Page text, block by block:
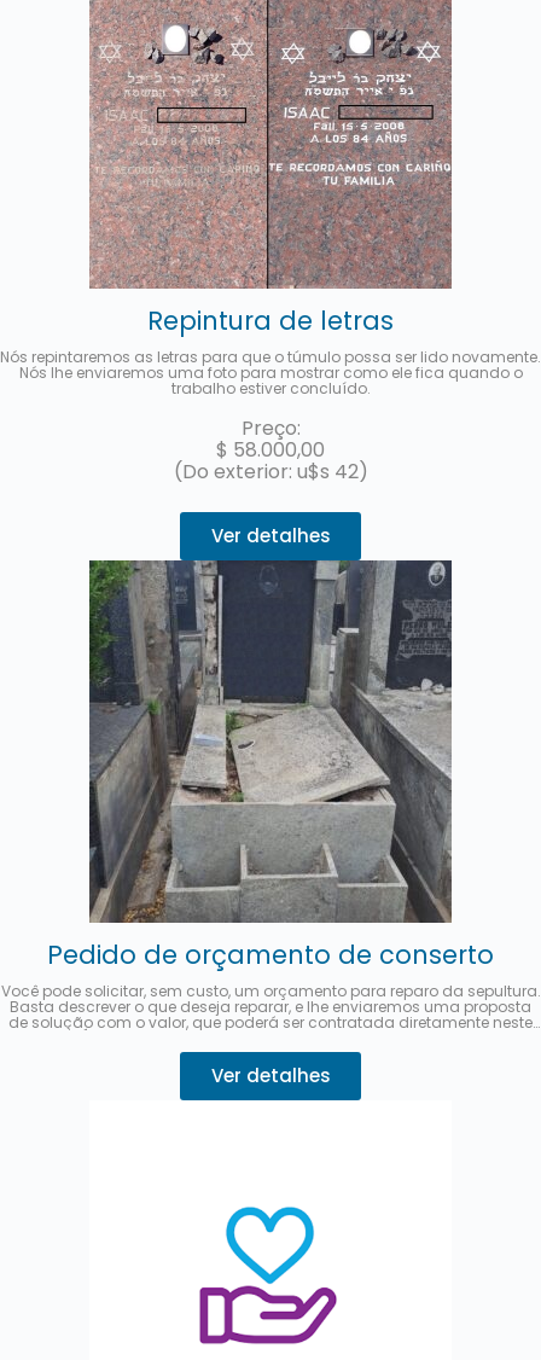
Repintura de letras
Nós repintaremos as letras para que o túmulo possa ser lido novamente.
Nós lhe enviaremos uma foto para mostrar como ele fica quando o
trabalho estiver concluído.
Preço:
$ 58.000,00
(Do exterior: u$s 42)
Ver detalhes
Pedido de orçamento de conserto
Você pode solicitar, sem custo, um orçamento para reparo da sepultura.
Basta descrever o que deseja reparar, e lhe enviaremos uma proposta
de solução com o valor, que poderá ser contratada diretamente neste
MercadoPago.Descreva o seu pedido 👇
Ver detalhes